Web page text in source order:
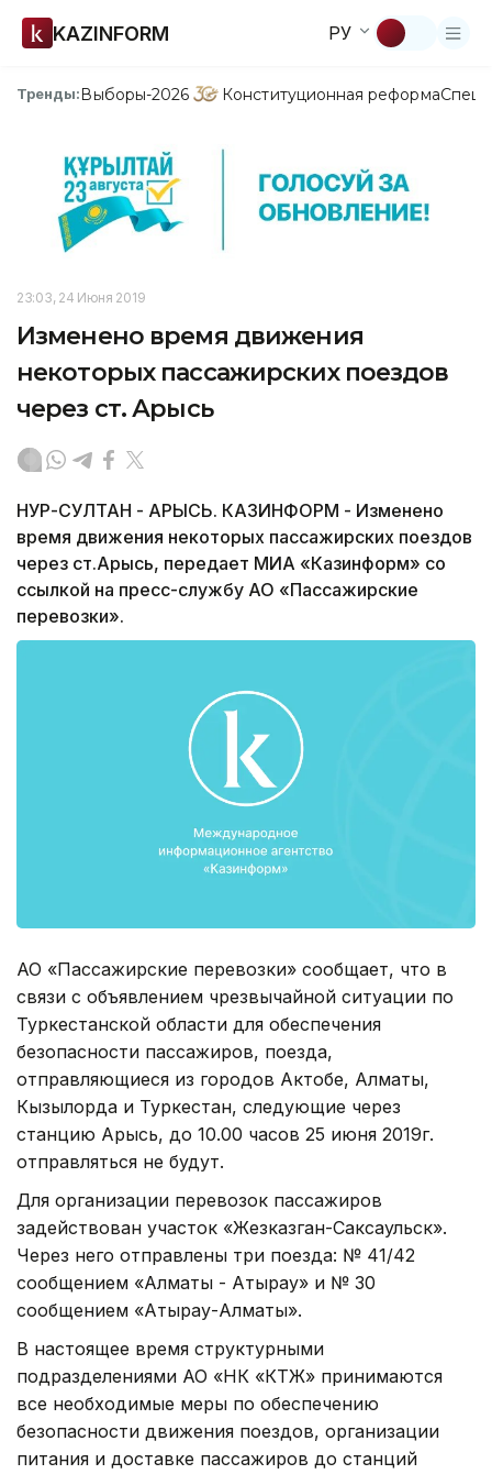
KAZINFORM РУ
Тренды:Выборы-2026 Конституционная реформа
23:03, 24 Июня 2019
Изменено время движения
некоторых пассажирских поездов
через ст. Арысь
НУР-СУЛТАН - АРЫСЬ. КАЗИНФОРМ - Изменено
время движения некоторых пассажирских поездов
через ст.Арысь, передает МИА «Казинформ» со
ссылкой на пресс-службу АО «Пассажирские
перевозки».
АО «Пассажирские перевозки» сообщает, что в
связи с объявлением чрезвычайной ситуации по
Туркестанской области для обеспечения
безопасности пассажиров, поезда,
отправляющиеся из городов Актобе, Алматы,
Кызылорда и Туркестан, следующие через
станцию Арысь, до 10.00 часов 25 июня 2019г.
отправляться не будут.
Для организации перевозок пассажиров
задействован участок «Жезказган-Саксаульск».
Через него отправлены три поезда: № 41/42
сообщением «Алматы - Атырау» и № 30
сообщением «Атырау-Алматы».
В настоящее время структурными
подразделениями АО «НК «КТЖ» принимаются
все необходимые меры по обеспечению
безопасности движения поездов, организации
питания и доставке пассажиров до станций